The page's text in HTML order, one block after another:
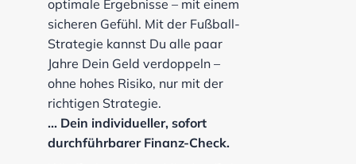
optimale Ergebnisse – mit einem
sicheren Gefühl. Mit der Fußball-
Strategie kannst Du alle paar
Jahre Dein Geld verdoppeln –
ohne hohes Risiko, nur mit der
richtigen Strategie.
... Dein individueller, sofort
durchführbarer Finanz-Check.